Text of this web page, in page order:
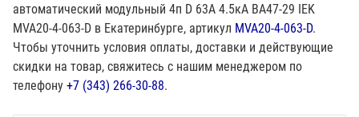
автоматический модульный 4п D 63А 4.5кА ВА47-29 IEK
MVA20-4-063-D в Екатеринбурге, артикул MVA20-4-063-D.
Чтобы уточнить условия оплаты, доставки и действующие
скидки на товар, свяжитесь с нашим менеджером по
телефону +7 (343) 266-30-88.